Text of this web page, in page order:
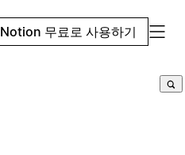
Notion 무료로 사용하기